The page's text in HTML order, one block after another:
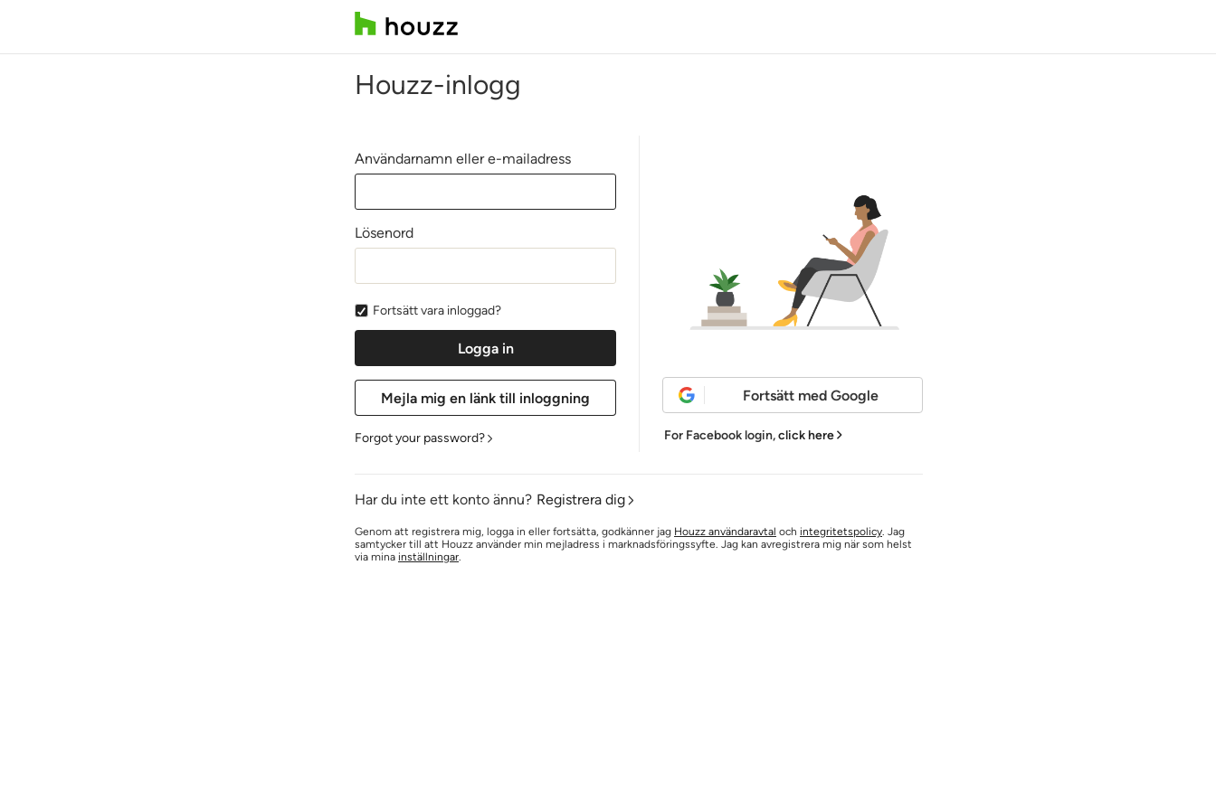
Houzz-inlogg
Användarnamn eller e-mailadress
Lösenord
Fortsätt vara inloggad?
Forgot your password?
Fortsätt med Google
For Facebook login,click here
Har du inte ett konto ännu? Registrera dig
Genom att registrera mig, logga in eller fortsätta, godkänner jag Houzz användaravtal och integritetspolicy. Jag
samtycker till att Houzz använder min mejladress i marknadsföringssyfte. Jag kan avregistrera mig när som helst
via mina inställningar.